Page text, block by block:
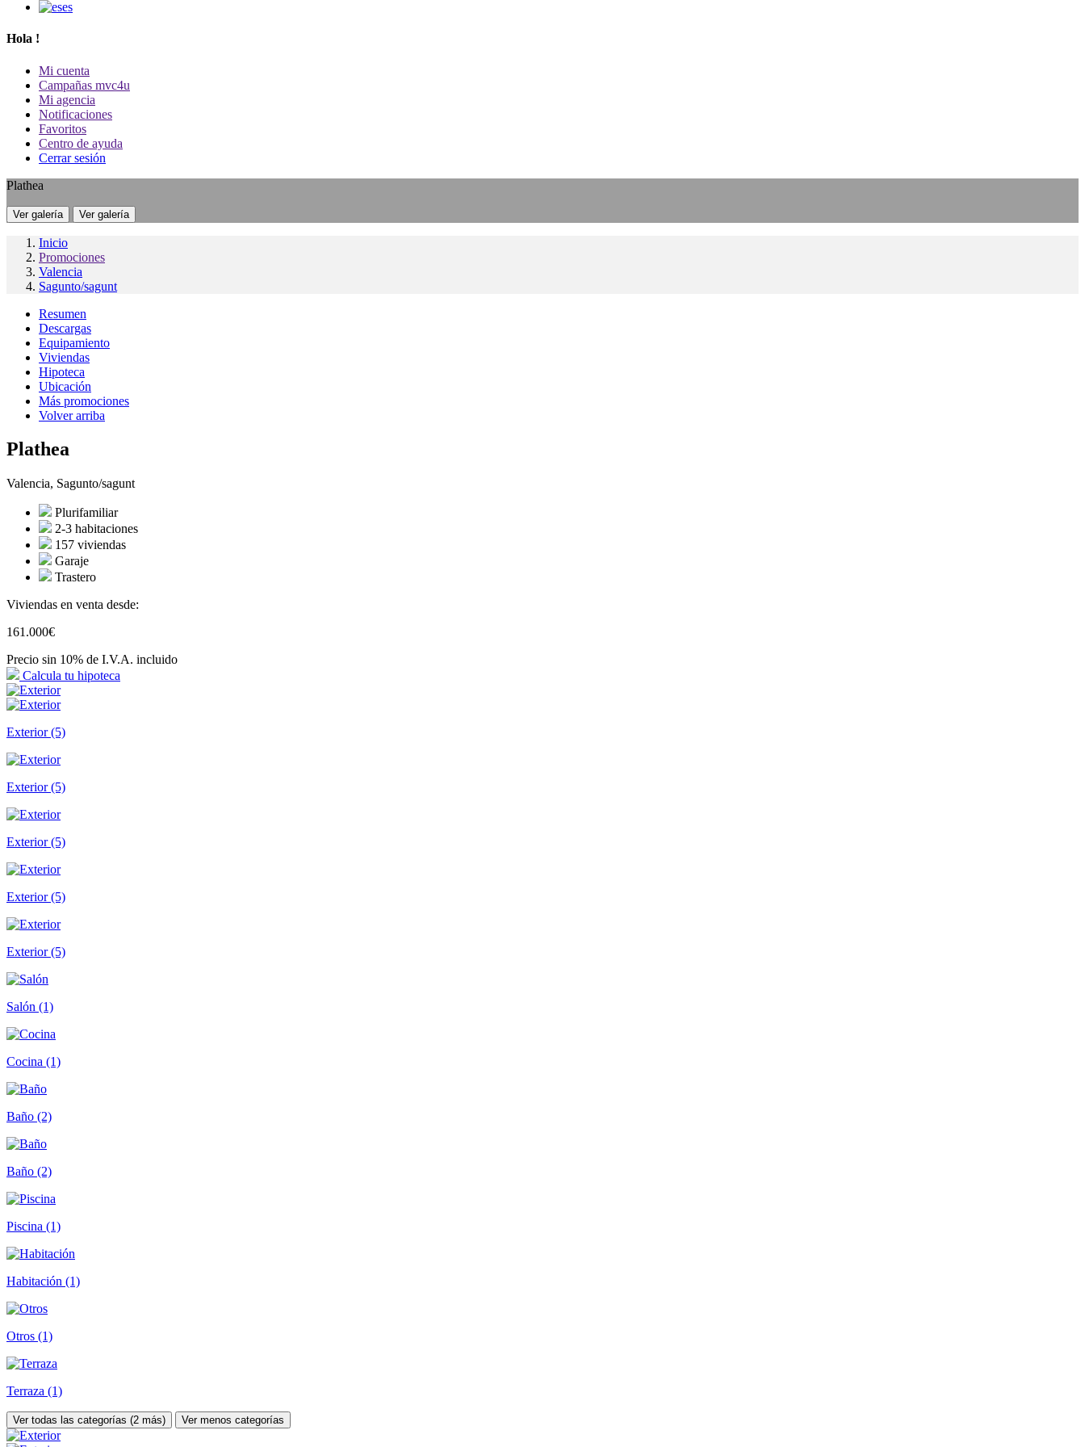
es
Hola !
Mi cuenta
Campañas mvc4u
Mi agencia
Notificaciones
Favoritos
Centro de ayuda
Cerrar sesión
Plathea
Ver galería Ver galería
Inicio
Promociones
Valencia
Sagunto/sagunt
Resumen
Descargas
Equipamiento
Viviendas
Hipoteca
Ubicación
Más promociones
Volver arriba
Plathea
Valencia, Sagunto/sagunt
Plurifamiliar
2-3 habitaciones
157 viviendas
Garaje
Trastero
Viviendas en venta desde:
161.000€
Precio sin 10% de I.V.A. incluido
Calcula tu hipoteca
Exterior (5)
Exterior (5)
Exterior (5)
Exterior (5)
Exterior (5)
Salón (1)
Cocina (1)
Baño (2)
Baño (2)
Piscina (1)
Habitación (1)
Otros (1)
Terraza (1)
Ver todas las categorías (2 más) Ver menos categorías